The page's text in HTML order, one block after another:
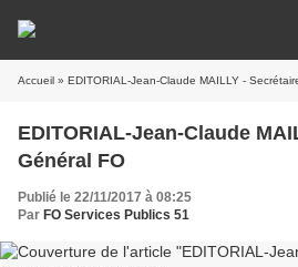
Accueil » EDITORIAL-Jean-Claude MAILLY -
EDITORIAL-Jean-Claude
Général FO
Publié le 22/11/2017 à 08:25
Par FO Services Publics 51